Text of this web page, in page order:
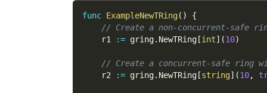
func ExampleNewTRing( )
{
// Create a non-concurrent-safe
    r1
:= gring. NewTRing [int] (10)
// Create a concurrent-safe ring
    r2
:= gring. NewTRing [string] (10,